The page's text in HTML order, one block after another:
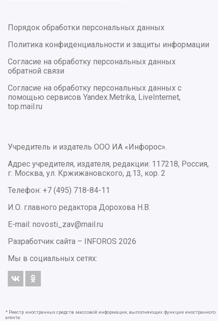
Порядок обработки персональных данных
Политика конфиденциальности и защиты информации
Согласие на обработку персональных данных
обратной связи
Согласие на обработку персональных данных с
помощью сервисов Yandex.Metrika, LiveInternet,
top.mail.ru
Учредитель и издатель ООО ИА «Инфорос».
Адрес учредителя, издателя, редакции: 117218, Россия,
г. Москва, ул. Кржижановского, д.13, кор. 2
Телефон: +7 (495) 718-84-11
И.О. главного редактора Дорохова Н.В.
E-mail: novosti_zav@mail.ru
Разработчик сайта –
INFOROS 2026
Мы в социальных сетях:
* Реестр иностранных средств массовой информации, выполняющих функции иностранного
агента: